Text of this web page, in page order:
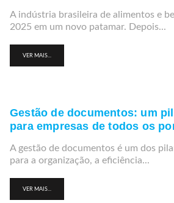
A indústria brasileira de alimentos e
2025 em um novo patamar. Depois...
VER MAIS...
Gestão de documentos: um
para empresas de todos os
A gestão de documentos é um dos
para a organização, a eficiência...
VER MAIS...